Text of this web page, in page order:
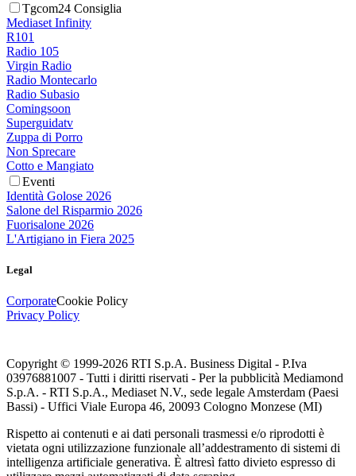
Tgcom24 Consiglia
Mediaset Infinity
R101
Radio 105
Virgin Radio
Radio Montecarlo
Radio Subasio
Comingsoon
Superguidatv
Zuppa di Porro
Non Sprecare
Cotto e Mangiato
Eventi
Identità Golose 2026
Salone del Risparmio 2026
Fuorisalone 2026
L'Artigiano in Fiera 2025
Legal
CorporateCookie Policy
Privacy Policy
Copyright © 1999-2026 RTI S.p.A. Business Digital - P.Iva
03976881007 - Tutti i diritti riservati - Per la pubblicità Mediamond
S.p.A. - RTI S.p.A., Mediaset N.V., sede legale Amsterdam (Paesi
Bassi) - Uffici Viale Europa 46, 20093 Cologno Monzese (MI)
Rispetto ai contenuti e ai dati personali trasmessi e/o riprodotti è
vietata ogni utilizzazione funzionale all’addestramento di sistemi di
intelligenza artificiale generativa. È altresì fatto divieto espresso di